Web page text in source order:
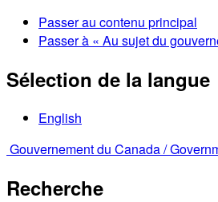
Passer au contenu principal
Passer à « Au sujet du
Sélection de la langue
English
Gouvernement du Canada /
Recherche